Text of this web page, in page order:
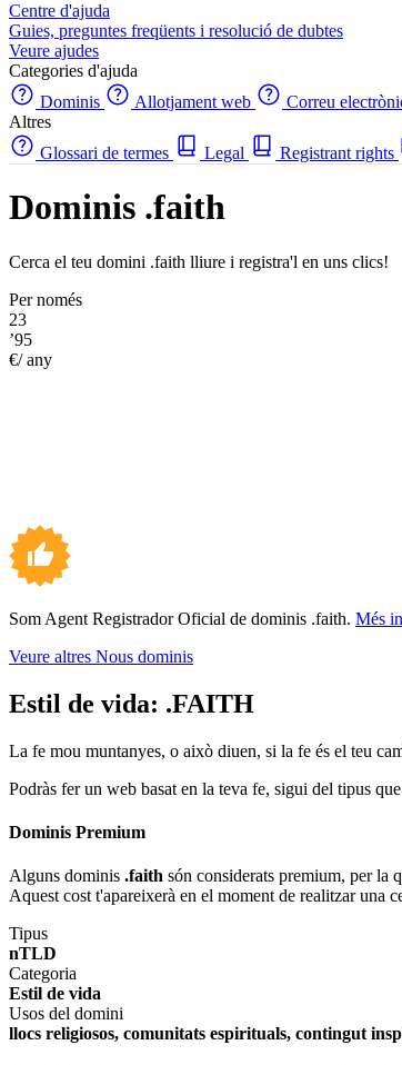
Centre d'ajuda
Guies, preguntes freqüents i resolució de dubtes
Veure ajudes
Categories d'ajuda
Dominis
Allotjament web Correu
Altres
Glossari de termes
Legal Registrant rights
Dominis .faith
Cerca el teu domini .faith lliure i registra'l en uns clics!
Per només
23
’95
€/ any
Som Agent Registrador Oficial de dominis .faith. Més
Veure altres Nous dominis
Estil de vida: .FAITH
La fe mou muntanyes, o això diuen, si la fe és el teu
Podràs fer un web basat en la teva fe, sigui del tipus
Dominis Premium
Alguns dominis .faith són considerats premium, per la
Aquest cost t'apareixerà en el moment de realitzar una
Tipus
nTLD
Categoria
Estil de vida
Usos del domini
llocs religiosos, comunitats espirituals, contingut